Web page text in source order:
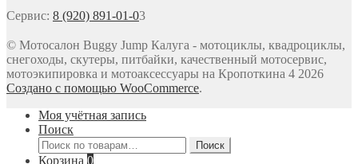
Сервис: 8 (920) 891-01-03
© Мотосалон Buggy Jump Калуга - мотоциклы, квадроциклы,
снегоходы, скутеры, питбайки, качественный мотосервис,
мотоэкипировка и мотоаксессуары на Кропоткина 4 2026
Создано с помощью WooCommerce.
Моя учётная запись
Поиск
Искать:
Поиск
Корзина 0